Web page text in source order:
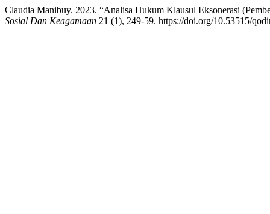
Claudia Manibuy. 2023. “Analisa Hukum Klausul Eksonerasi
Sosial Dan Keagamaan 21 (1), 249-59. https://doi.org/10.53515/